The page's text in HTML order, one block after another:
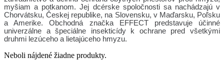
myšiam a potkanom.Jej dcérske spoločnosti sa nachádzajú v
Chorvátsku, Českej republike, na Slovensku, v Maďarsku, Poľsku
a Amerike.Obchodná značka EFFECT predstavuje účinné
univerzálne a špeciálne insekticídy
k ochrane pred všetkými
druhmi lezúceho a lietajúceho hmyzu.
Neboli nájdené žiadne produkty.